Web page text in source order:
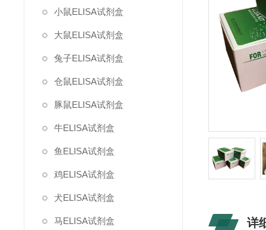
小鼠ELISA试剂盒
大鼠ELISA试剂盒
兔子ELISA试剂盒
仓鼠ELISA试剂盒
豚鼠ELISA试剂盒
牛ELISA试剂盒
鱼ELISA试剂盒
鸡ELISA试剂盒
犬ELISA试剂盒
马ELISA试剂盒 详